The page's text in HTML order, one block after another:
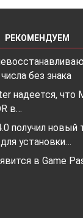
РЕКОМЕНДУЕМ
без знака
надеется, что
в…
получил новый
установки…
в Game